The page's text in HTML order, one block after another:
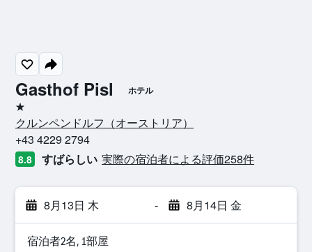
Gasthof Pisl ホテル
1つ星
クルンペンドルフ​（オーストリア​）​
+43 4229 2794
8.8 すばらしい 実際の宿泊者による評価258​件
8月13日 木 - 8月14日 金
宿泊者2名, 1​部屋